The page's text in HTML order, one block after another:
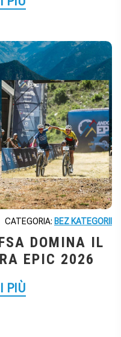
CATEGORIA: BEZ KATEGORII
DOMINA IL
EPIC 2026
PIÙ